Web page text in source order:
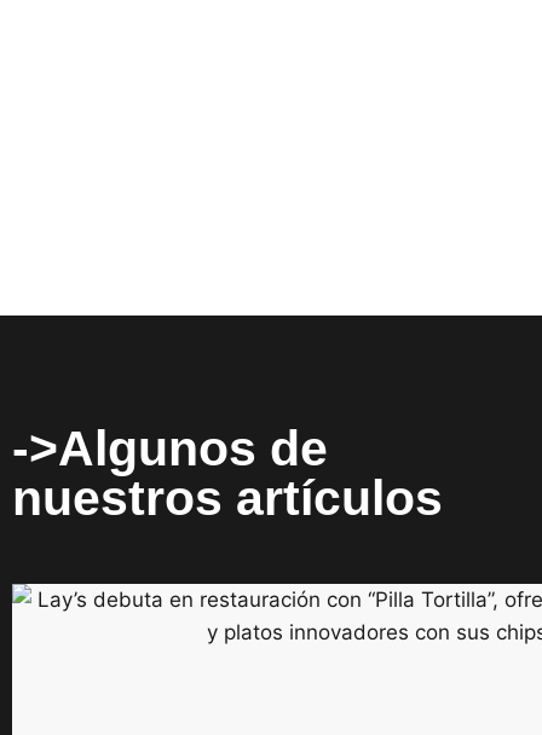
->Algunos de
nuestros artículos